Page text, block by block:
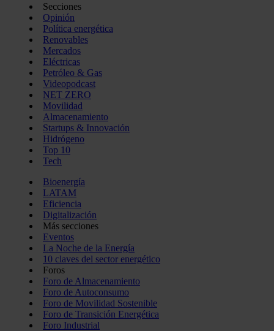
Secciones
Opinión
Política energética
Renovables
Mercados
Eléctricas
Petróleo & Gas
Videopodcast
NET ZERO
Movilidad
Almacenamiento
Startups & Innovación
Hidrógeno
Top 10
Tech
Bioenergía
LATAM
Eficiencia
Digitalización
Más secciones
Eventos
La Noche de la Energía
10 claves del sector energético
Foros
Foro de Almacenamiento
Foro de Autoconsumo
Foro de Movilidad Sostenible
Foro de Transición Energética
Foro Industrial